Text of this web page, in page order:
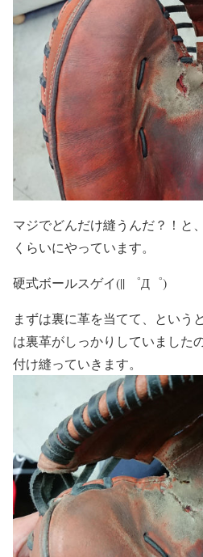
マジでどんだけ縫うんだ？！と
くらいにやっています。
硬式ボールスゲイ(|| ゜Д゜)
まずは裏に革を当てて、という
は裏革がしっかりしていました
付け縫っていきます。